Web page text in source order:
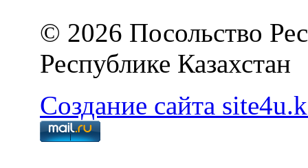
© 2026 Посольство
Республике Казахстан
Создание сайта